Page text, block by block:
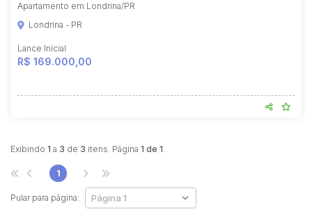
Apartamento em Londrina/PR
Londrina - PR
Lance Inicial
R$ 169.000,00
Exibindo 1 a 3 de 3 itens. Página 1 de 1.
Pular para página:
1